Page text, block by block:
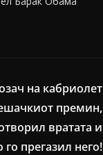
на кабриолет
премин,
вратата и
го прегазил него!